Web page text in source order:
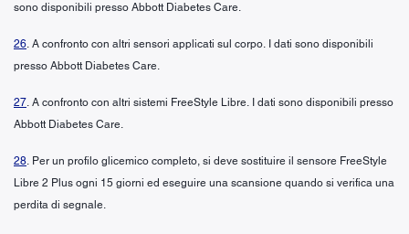
sono disponibili presso Abbott Diabetes Care.
26. A confronto con altri sensori applicati sul corpo. I dati sono disponibili
presso Abbott Diabetes Care.
27. A confronto con altri sistemi FreeStyle Libre. I dati sono disponibili presso
Abbott Diabetes Care.
28. Per un profilo glicemico completo, si deve sostituire il sensore FreeStyle
Libre 2 Plus ogni 15 giorni ed eseguire una scansione quando si verifica una
perdita di segnale.